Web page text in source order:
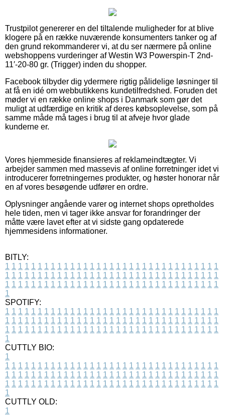
Trustpilot genererer en del tiltalende muligheder for at blive
klogere på en række nuværende konsumenters tanker og af
den grund rekommanderer vi, at du ser nærmere på online
webshoppens vurderinger af Westin W3 Powerspin-T 2nd-
11′-20-80 gr. (Trigger) inden du shopper.
Facebook tilbyder dig ydermere rigtig pålidelige løsninger til
at få en idé om webbutikkens kundetilfredshed. Foruden det
møder vi en række online shops i Danmark som gør det
muligt at udfærdige en kritik af deres købsoplevelse, som på
samme måde må tages i brug til at afveje hvor glade
kunderne er.
Vores hjemmeside finansieres af reklameindtægter. Vi
arbejder sammen med massevis af online forretninger idet vi
introducerer forretningernes produkter, og høster honorar når
en af vores besøgende udfører en ordre.
Oplysninger angående varer og internet shops opretholdes
hele tiden, men vi tager ikke ansvar for forandringer der
måtte være lavet efter at vi sidste gang opdaterede
hjemmesidens informationer.
BITLY:
1 1 1 1 1 1 1 1 1 1 1 1 1 1 1 1 1 1 1 1 1 1 1 1 1 1 1 1 1 1 1 1 1
1 1 1 1 1 1 1 1 1 1 1 1 1 1 1 1 1 1 1 1 1 1 1 1 1 1 1 1 1 1 1 1 1
1 1 1 1 1 1 1 1 1 1 1 1 1 1 1 1 1 1 1 1 1 1 1 1 1 1 1 1 1 1 1 1 1
1
SPOTIFY:
1 1 1 1 1 1 1 1 1 1 1 1 1 1 1 1 1 1 1 1 1 1 1 1 1 1 1 1 1 1 1 1 1
1 1 1 1 1 1 1 1 1 1 1 1 1 1 1 1 1 1 1 1 1 1 1 1 1 1 1 1 1 1 1 1 1
1 1 1 1 1 1 1 1 1 1 1 1 1 1 1 1 1 1 1 1 1 1 1 1 1 1 1 1 1 1 1 1 1
1
CUTTLY BIO:
1
1 1 1 1 1 1 1 1 1 1 1 1 1 1 1 1 1 1 1 1 1 1 1 1 1 1 1 1 1 1 1 1 1
1 1 1 1 1 1 1 1 1 1 1 1 1 1 1 1 1 1 1 1 1 1 1 1 1 1 1 1 1 1 1 1 1
1 1 1 1 1 1 1 1 1 1 1 1 1 1 1 1 1 1 1 1 1 1 1 1 1 1 1 1 1 1 1 1 1
1
CUTTLY OLD:
1